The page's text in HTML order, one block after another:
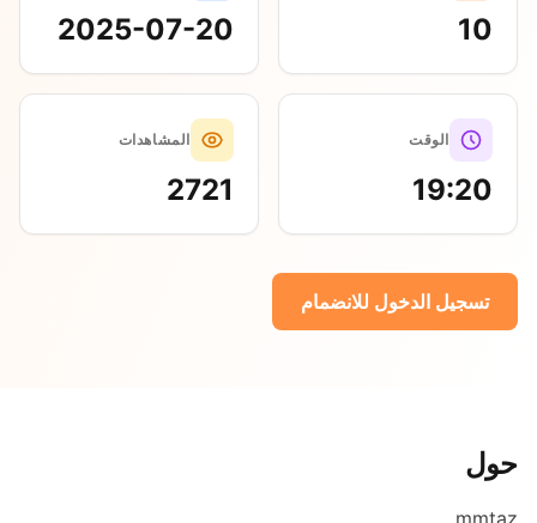
10
2025-07-20
الوقت
19:20
المشاهدات
2721
تسجيل الدخول للانضمام
حول
mmtaz